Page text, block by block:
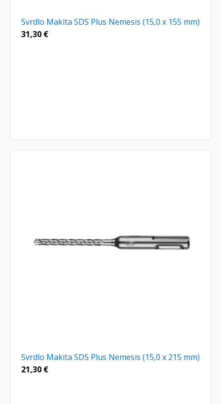
Svrdlo Makita SDS Plus Nemesis (15,0 x 155 mm)
31,30 €
Svrdlo Makita SDS Plus Nemesis (15,0 x 215 mm)
21,30 €